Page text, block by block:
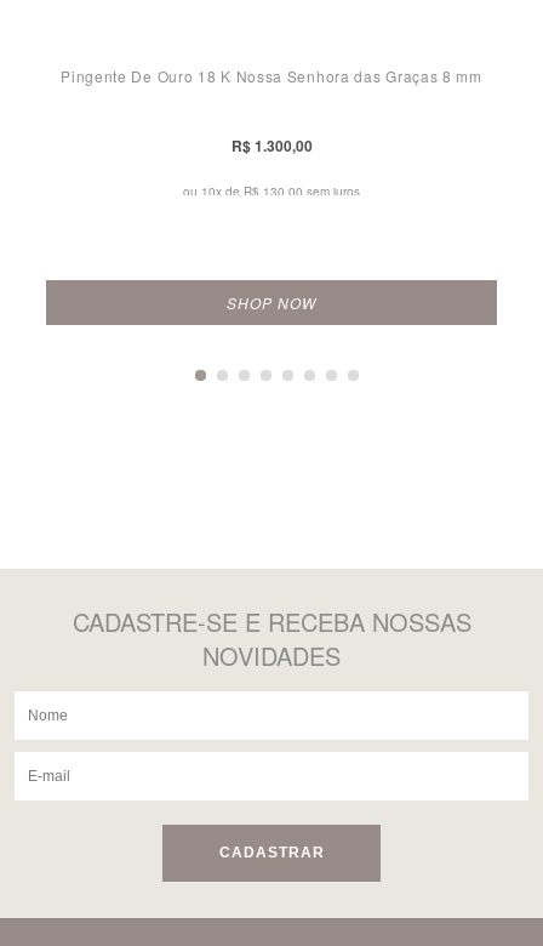
Pingente De Ouro 18 K Nossa Senhora das Graças 8 mm
R$ 1.300,00
ou 10x de R$ 130,00 sem juros
SHOP NOW
CADASTRE-SE E RECEBA NOSSAS
NOVIDADES
CADASTRAR